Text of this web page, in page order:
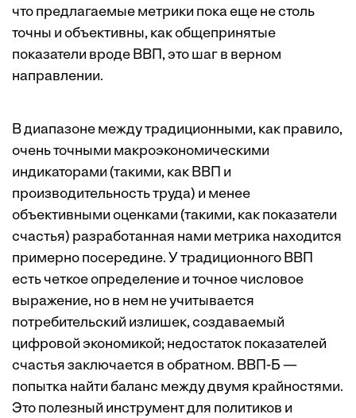
что предлагаемые метрики пока еще не столь
точны и объективны, как общепринятые
показатели вроде ВВП, это шаг в верном
направлении.
В диапазоне между традиционными, как правило,
очень точными макроэкономическими
индикаторами (такими, как ВВП и
производительность труда) и менее
объективными оценками (такими, как показатели
счастья) разработанная нами метрика находится
примерно посередине. У традиционного ВВП
есть четкое определение и точное числовое
выражение, но в нем не учитывается
потребительский излишек, создаваемый
цифровой экономикой; недостаток показателей
счастья заключается в обратном. ВВП-Б —
попытка найти баланс между двумя крайностями.
Это полезный инструмент для политиков и